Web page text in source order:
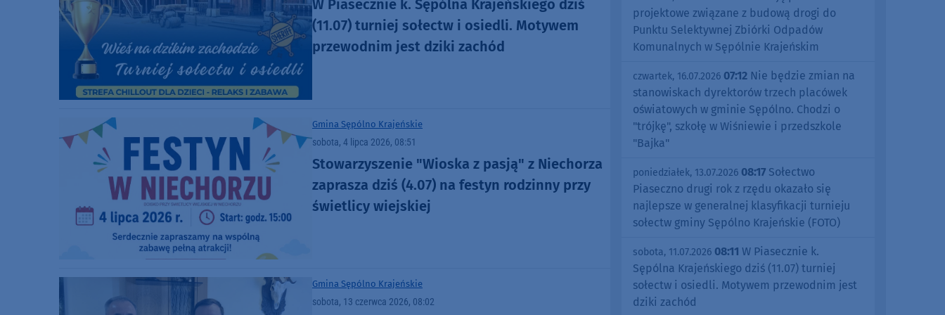
W Piasecznie k. Sępólna Krajeńskiego dziś
(11.07) turniej sołectw i osiedli. Motywem
przewodnim jest dziki zachód
Gmina Sępólno Krajeńskie
sobota, 4 lipca 2026, 08:51
Stowarzyszenie "Wioska z pasją" z Niechorza
zaprasza dziś (4.07) na festyn rodzinny przy
świetlicy wiejskiej
Gmina Sępólno Krajeńskie
sobota, 13 czerwca 2026, 08:02
projektowe związane z budową drogi do
Punktu Selektywnej Zbiórki Odpadów
Komunalnych w Sępólnie Krajeńskim
czwartek, 16.07.2026 07:12 Nie będzie zmian na
stanowiskach dyrektorów trzech placówek
oświatowych w gminie Sępólno. Chodzi o
"trójkę", szkołę w Wiśniewie i przedszkole
"Bajka"
poniedziałek, 13.07.2026 08:17 Sołectwo
Piaseczno drugi rok z rzędu okazało się
najlepsze w generalnej klasyfikacji turnieju
sołectw gminy Sępólno Krajeńskie (FOTO)
sobota, 11.07.2026 08:11 W Piasecznie k.
Sępólna Krajeńskiego dziś (11.07) turniej
sołectw i osiedli. Motywem przewodnim jest
dziki zachód